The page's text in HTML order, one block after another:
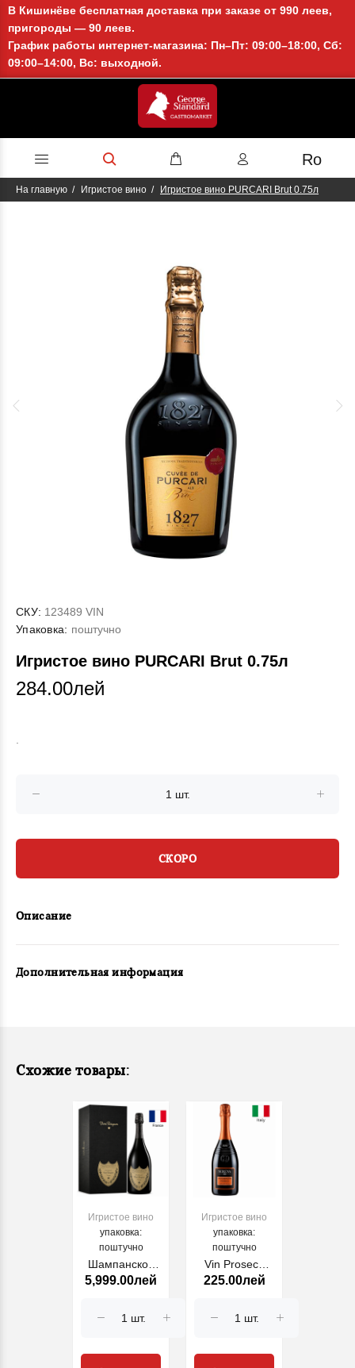
В Кишинёве бесплатная доставка при заказе от 990 леев,
пригороды — 90 леев.
График работы интернет-магазина: Пн–Пт: 09:00–18:00, Сб:
09:00–14:00, Вс: выходной.
Ro
На главную Игристое вино Игристое вино PURCARI Brut 0.75л
СКУ: 123489 VIN
Упаковка: поштучно
Игристое вино PURCARI Brut 0.75л
284.00лей
СКОРО
Описание
Дополнительная информация
Схожие товары:
Игристое вино
упаковка:
поштучно
Шампанское
Дом Периньон,
брют 12.5%
коробке
5,999.00лей
Игристое вино
упаковка:
поштучно
Vin Proseco
Serena
DOCG
225.00лей